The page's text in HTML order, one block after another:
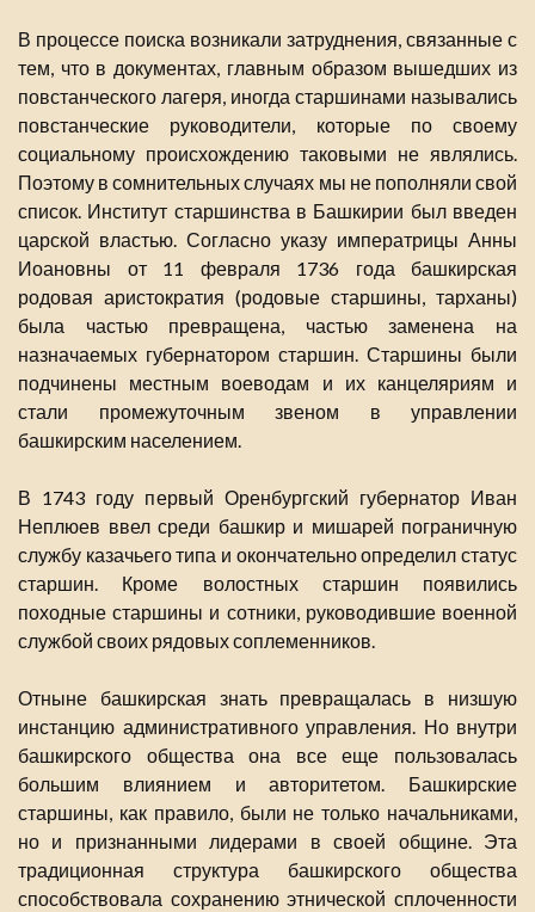
В процессе поиска возникали затруднения, связанные с
тем, что в документах, главным образом вышедших из
повстанческого лагеря, иногда старшинами назывались
повстанческие руководители, которые по своему
социальному происхождению таковыми не являлись.
Поэтому в сомнительных случаях мы не пополняли свой
список. Институт старшинства в Башкирии был введен
царской властью. Согласно указу императрицы Анны
Иоановны от 11 февраля 1736 года башкирская
родовая аристократия (родовые старшины, тарханы)
была частью превращена, частью заменена на
назначаемых губернатором старшин. Старшины были
подчинены местным воеводам и их канцеляриям и
стали промежуточным звеном в управлении
башкирским населением.
В 1743 году первый Оренбургский губернатор Иван
Неплюев ввел среди башкир и мишарей пограничную
службу казачьего типа и окончательно определил статус
старшин. Кроме волостных старшин появились
походные старшины и сотники, руководившие военной
службой своих рядовых соплеменников.
Отныне башкирская знать превращалась в низшую
инстанцию административного управления. Но внутри
башкирского общества она все еще пользовалась
большим влиянием и авторитетом. Башкирские
старшины, как правило, были не только начальниками,
но и признанными лидерами в своей общине. Эта
традиционная структура башкирского общества
способствовала сохранению этнической сплоченности